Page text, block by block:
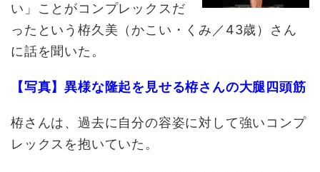
い」ことがコンプレックスだ
ったという栫久美（かこい・くみ／43歳）さん
に話を聞いた。
【写真】異様な隆起を見せる栫さんの大腿四頭筋
栫さんは、過去に自分の容姿に対して強いコンプ
レックスを抱いていた。